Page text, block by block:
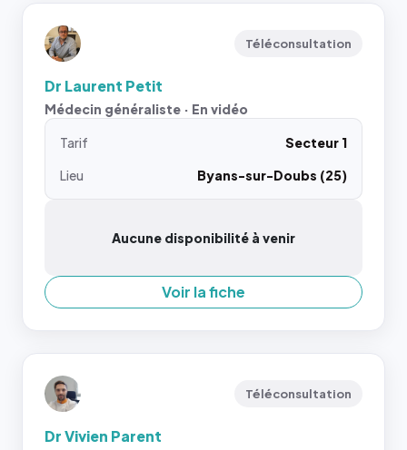
Téléconsultation
Dr Laurent Petit
Médecin généraliste · En vidéo
Tarif
Secteur 1
Lieu
Byans-sur-Doubs (25)
Aucune disponibilité à venir
Voir la fiche
Téléconsultation
Dr Vivien Parent